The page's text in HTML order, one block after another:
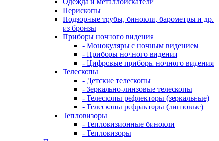
Одежда и металлоискатели
Перископы
Подзорные трубы, бинокли, барометры и др.
из бронзы
Приборы ночного видения
- Монокуляры с ночным видением
- Приборы ночного видения
- Цифровые приборы ночного видения
Телескопы
- Детские телескопы
- Зеркально-линзовые телескопы
- Телескопы рефлекторы (зеркальные)
- Телескопы рефракторы (линзовые)
Тепловизоры
- Тепловизионные бинокли
- Тепловизоры